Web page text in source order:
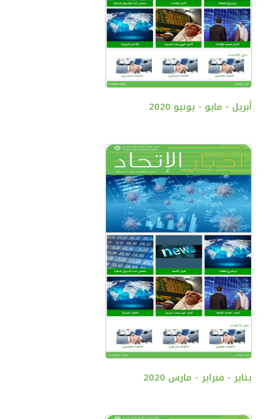
أبريل - مايو - يونيو 2020
يناير - فبراير - مارس 2020